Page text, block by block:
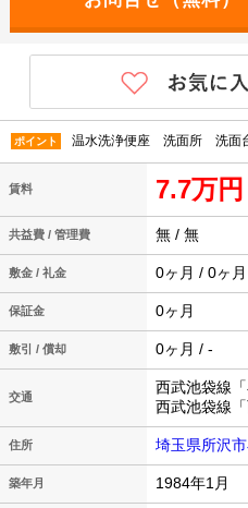
ポイント 温水洗浄便座 洗面所 洗面
賃料 7.7万円
共益費 / 管理費 無 / 無
敷金 / 礼金 0ヶ月 / 0ヶ月
保証金 0ヶ月
敷引 / 償却 0ヶ月 / -
交通
西武池袋線
西武池袋線
住所 埼玉県所沢
築年月 1984年1月